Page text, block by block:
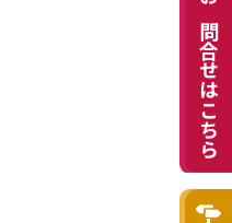
お問合せはこちら